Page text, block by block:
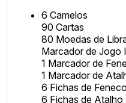
6 Camelos
90 Cartas
80 Moedas de
Marcador de Jogo
1 Marcador de
1 Marcador de
6 Fichas de Feneco
6 Fichas de Atalho